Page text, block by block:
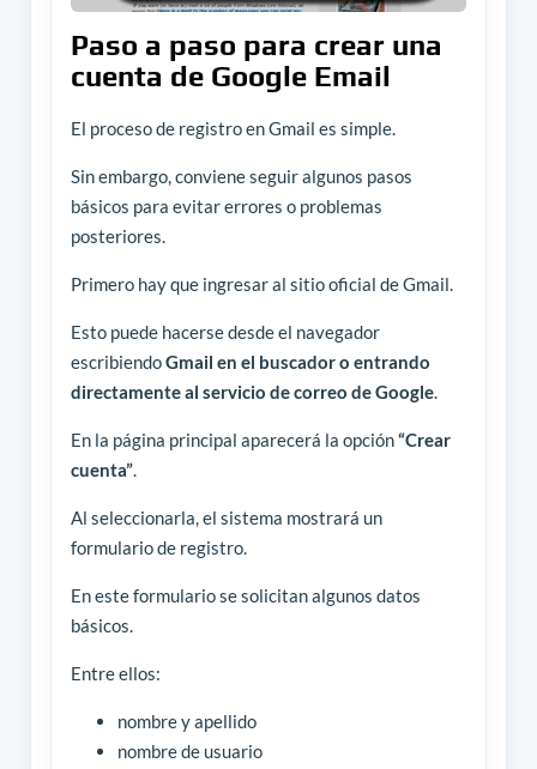
Paso a paso para crear una
cuenta de Google Email
El proceso de registro en Gmail es simple.
Sin embargo, conviene seguir algunos pasos
básicos para evitar errores o problemas
posteriores.
Primero hay que ingresar al sitio oficial de Gmail.
Esto puede hacerse desde el navegador
escribiendoGmail en el buscador o entrando
directamente al servicio de correo de Google.
En la página principal aparecerá la opción“Crear
cuenta”.
Al seleccionarla, el sistema mostrará un
formulario de registro.
En este formulario se solicitan algunos datos
básicos.
Entre ellos:
nombre y apellido
nombre de usuario